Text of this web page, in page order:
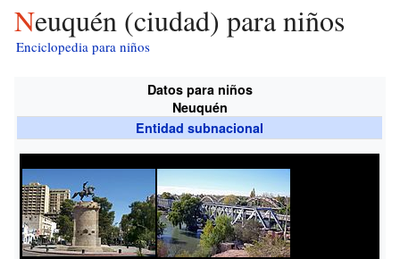
Neuquén (ciudad) para niños
Enciclopedia para niños
Datos para niños
Neuquén
Entidad subnacional